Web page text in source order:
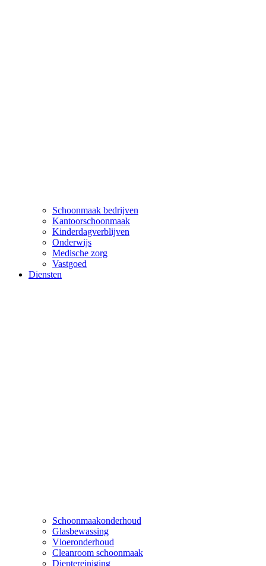
Schoonmaak bedrijven
Kantoorschoonmaak
Kinderdagverblijven
Onderwijs
Medische zorg
Vastgoed
Diensten
Schoonmaakonderhoud
Glasbewassing
Vloeronderhoud
Cleanroom schoonmaak
Dieptereiniging